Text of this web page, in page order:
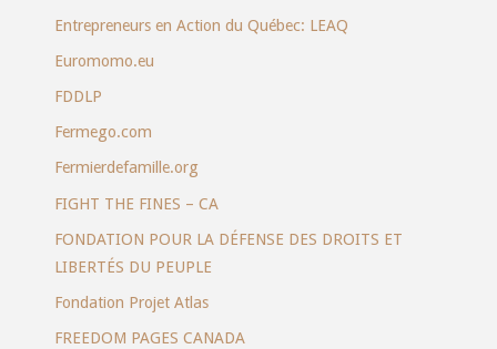
Entrepreneurs en Action du Québec: LEAQ
Euromomo.eu
FDDLP
Fermego.com
Fermierdefamille.org
FIGHT THE FINES – CA
FONDATION POUR LA DÉFENSE DES DROITS ET
LIBERTÉS DU PEUPLE
Fondation Projet Atlas
FREEDOM PAGES CANADA